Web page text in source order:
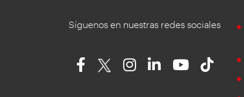
Síguenos en nuestras redes sociales